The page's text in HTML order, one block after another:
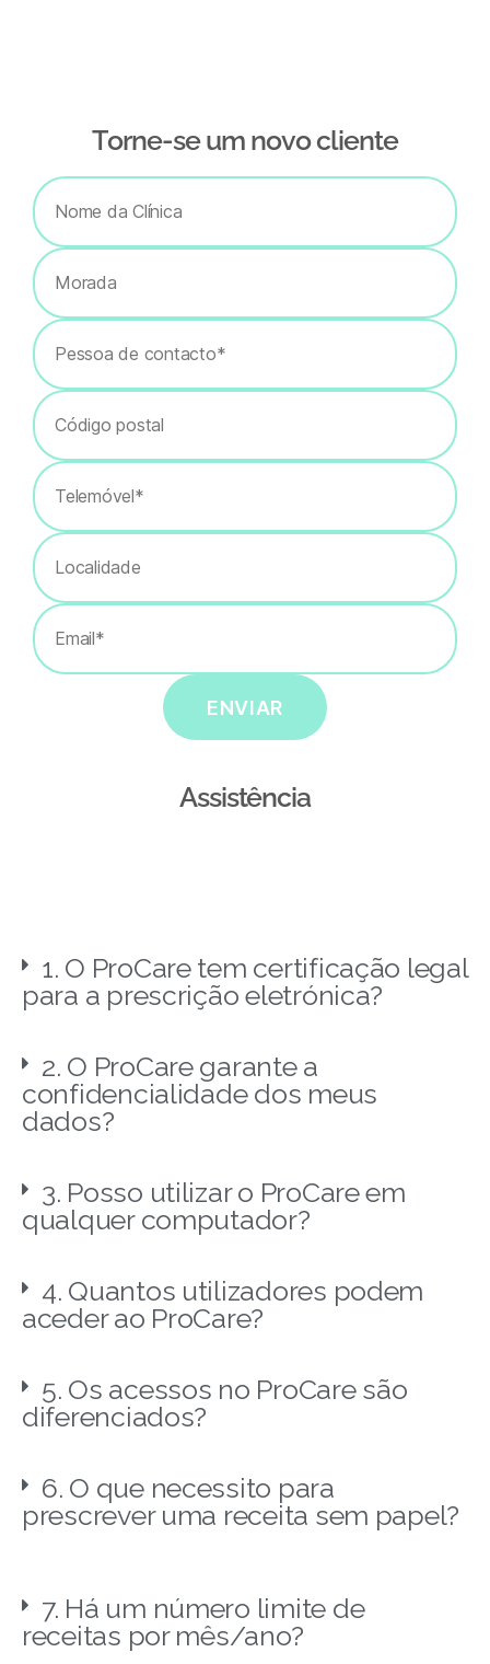
Тorne-se um novo cliente
ENVIAR
Assistência
1. O ProCare tem certificação legal
para a prescrição eletrónica?
2. O ProCare garante a
confidencialidade dos meus
dados?
3. Posso utilizar o ProCare em
qualquer computador?
4. Quantos utilizadores podem
aceder ao ProCare?
5. Os acessos no ProCare são
diferenciados?
6. O que necessito para
prescrever uma receita sem papel?
7. Há um número limite de
receitas por mês/ano?